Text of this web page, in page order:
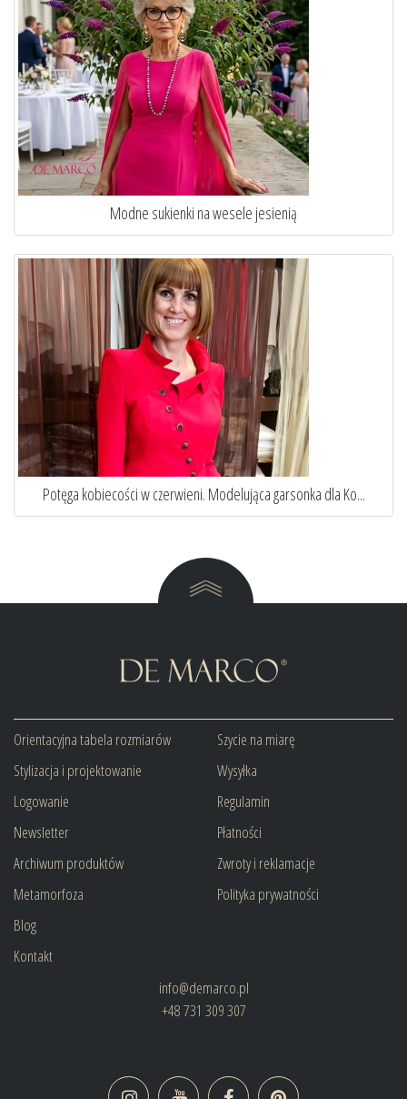
Jak ubrać się na komunie wnuka lub wnuczki?
Elegancka niebieska sukienka wizytowa w stylu Pierwszej...
Orientacyjna tabela rozmiarów
Stylizacja i projektowanie
Logowanie
Newsletter
Archiwum produktów
Metamorfoza
Blog
Kontakt
Szycie na miarę
Wysyłka
Regulamin
Płatności
Zwroty i reklamacje
Polityka prywatności
info@demarco.pl
+48 731 309 307